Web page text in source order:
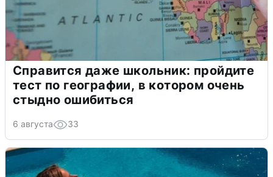
Справится даже школьник: пройдите
тест по географии, в котором очень
стыдно ошибиться
6 августа 33